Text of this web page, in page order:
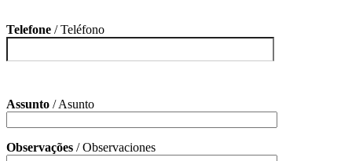
Telefone / Teléfono
Assunto / Asunto
Observações / Observaciones